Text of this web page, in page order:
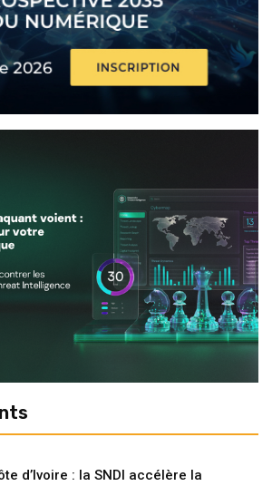
d’Ivoire : la SNDI accélère la